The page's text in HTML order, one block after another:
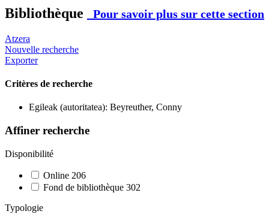
Bibliothèque Pour savoir plus sur cette section
Atzera
Nouvelle recherche
Exporter
Critères de recherche
Egileak (autoritatea): Beyreuther, Conny
Affiner recherche
Disponibilité
Online 206
Fond de bibliothèque 302
Typologie